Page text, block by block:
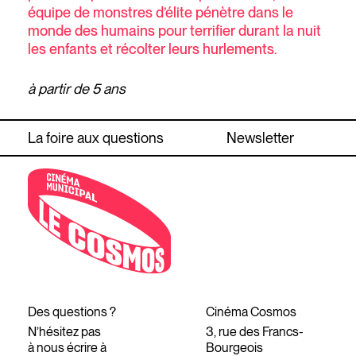
équipe de monstres d’élite pénètre dans le
monde des humains pour terrifier durant la nuit
les enfants et récolter leurs hurlements.
à partir de 5 ans
La foire aux questions Newsletter
Des questions ?
N’hésitez pas
à nous écrire à
Cinéma Cosmos
3, rue des Francs-
Bourgeois